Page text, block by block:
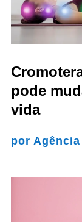
pode
vida
por